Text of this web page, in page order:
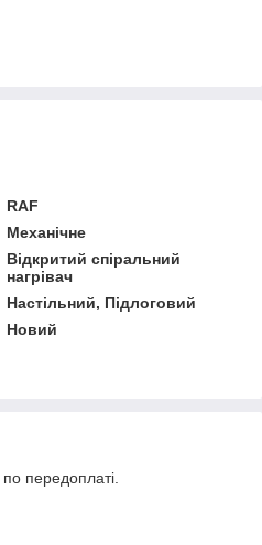
RAF
Механічне
Відкритий спіральний
нагрівач
Настільний, Підлоговий
Новий
передоплаті.